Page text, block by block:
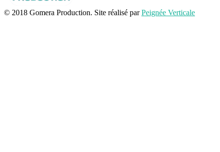
© 2018 Gomera Production. Site réalisé parPeignée Verticale